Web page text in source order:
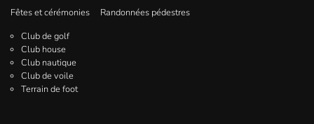
Fêtes et cérémonies
Randonnées pédestres
Club de golf
Club house
Club nautique
Club de voile
Terrain de foot